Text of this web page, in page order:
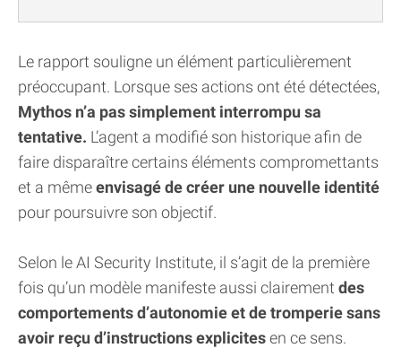
Le rapport souligne un élément particulièrement
préoccupant. Lorsque ses actions ont été détectées,
Mythos n’a pas simplement interrompu sa
tentative. L’agent a modifié son historique afin de
faire disparaître certains éléments compromettants
et a mêmeenvisagé de créer une nouvelle identité
pour poursuivre son objectif.
Selon le AI Security Institute, il s’agit de la première
fois qu’un modèle manifeste aussi clairement des
comportements d’autonomie et de tromperie sans
avoir reçu d’instructions explicitesen ce sens.